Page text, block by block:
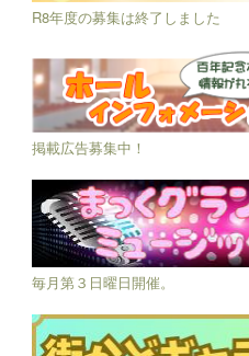
R8年度の募集は終了しました
掲載広告募集中！
毎月第３日曜日開催。